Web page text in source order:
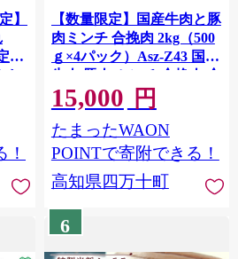
】
分
き
【数量限定】国産牛肉と豚
肉ミンチ 合挽肉 2kg（500
ｇ×4パック）Asz-Z43 国産
牛肉 豚肉 ミンチ 合挽肉 合
いびき肉 冷凍 ハンバーグ
四万十ビール牛 四万十ポ
ーク
15,000 円
たまったWAON
POINTで寄附できる！
高知県四万十町
6